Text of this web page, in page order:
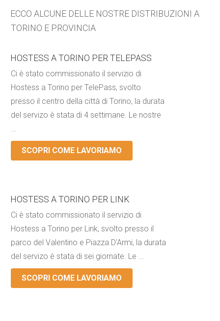
ECCO ALCUNE DELLE NOSTRE DISTRIBUZIONI A
TORINO E PROVINCIA
HOSTESS A TORINO PER TELEPASS
Ci è stato commissionato il servizio di
Hostess a Torino per TelePass, svolto
presso il centro della città di Torino, la durata
del servizo è stata di 4 settimane. Le nostre
...
SCOPRI COME LAVORIAMO
HOSTESS A TORINO PER LINK
Ci è stato commissionato il servizio di
Hostess a Torino per Link, svolto presso il
parco del Valentino e Piazza D'Armi, la durata
del servizo è stata di sei giornate. Le ...
SCOPRI COME LAVORIAMO